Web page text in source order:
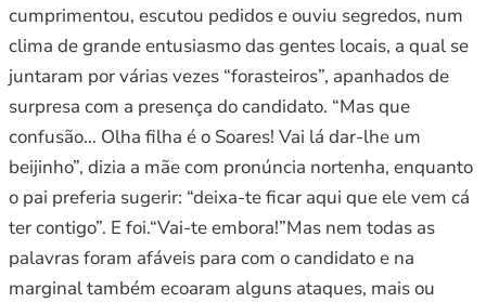
cumprimentou, escutou pedidos e ouviu segredos, num
clima de grande entusiasmo das gentes locais, a qual se
juntaram por várias vezes “forasteiros”, apanhados de
surpresa com a presença do candidato. “Mas que
confusão… Olha filha é o Soares! Vai lá dar-lhe um
beijinho”, dizia a mãe com pronúncia nortenha, enquanto
o pai preferia sugerir: “deixa-te ficar aqui que ele vem cá
ter contigo”. E foi.“Vai-te embora!”Mas nem todas as
palavras foram afáveis para com o candidato e na
marginal também ecoaram alguns ataques, mais ou